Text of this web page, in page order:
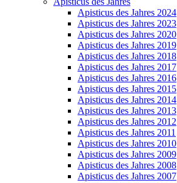
Apisticus des Jahres 2024
Apisticus des Jahres 2023
Apisticus des Jahres 2020
Apisticus des Jahres 2019
Apisticus des Jahres 2018
Apisticus des Jahres 2017
Apisticus des Jahres 2016
Apisticus des Jahres 2015
Apisticus des Jahres 2014
Apisticus des Jahres 2013
Apisticus des Jahres 2012
Apisticus des Jahres 2011
Apisticus des Jahres 2010
Apisticus des Jahres 2009
Apisticus des Jahres 2008
Apisticus des Jahres 2007